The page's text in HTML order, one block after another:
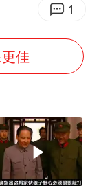
立古巴工作组
曝韩足协曾为外籍裁判安排性招待
萧敬腾：不忍心让妻子承受生育的苦
1
佳